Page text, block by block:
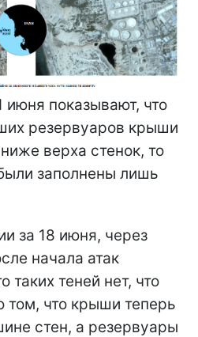
июня показывают, что
резервуаров крыши
верха стенок, то
заполнены лишь
за 18 июня, через
начала атак
таких теней нет, что
том, что крыши теперь
стен, а резервуары